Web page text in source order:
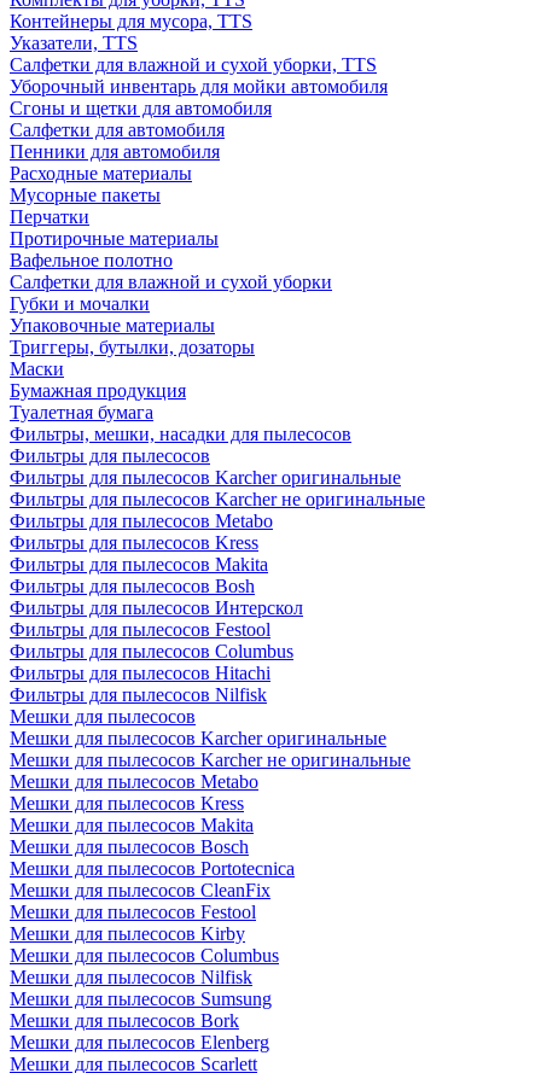
Контейнеры для мусора, TTS
Указатели, TTS
Салфетки для влажной и сухой уборки, TTS
Уборочный инвентарь для мойки автомобиля
Сгоны и щетки для автомобиля
Салфетки для автомобиля
Пенники для автомобиля
Расходные материалы
Мусорные пакеты
Перчатки
Протирочные материалы
Вафельное полотно
Салфетки для влажной и сухой уборки
Губки и мочалки
Упаковочные материалы
Триггеры, бутылки, дозаторы
Маски
Бумажная продукция
Туалетная бумага
Фильтры, мешки, насадки для пылесосов
Фильтры для пылесосов
Фильтры для пылесосов Karcher оригинальные
Фильтры для пылесосов Karcher не оригинальные
Фильтры для пылесосов Metabo
Фильтры для пылесосов Kress
Фильтры для пылесосов Makita
Фильтры для пылесосов Bosh
Фильтры для пылесосов Интерскол
Фильтры для пылесосов Festool
Фильтры для пылесосов Columbus
Фильтры для пылесосов Hitachi
Фильтры для пылесосов Nilfisk
Мешки для пылесосов
Мешки для пылесосов Karcher оригинальные
Мешки для пылесосов Karcher не оригинальные
Мешки для пылесосов Metabo
Мешки для пылесосов Kress
Мешки для пылесосов Makita
Мешки для пылесосов Bosch
Мешки для пылесосов Portotecnica
Мешки для пылесосов CleanFix
Мешки для пылесосов Festool
Мешки для пылесосов Kirby
Мешки для пылесосов Columbus
Мешки для пылесосов Nilfisk
Мешки для пылесосов Sumsung
Мешки для пылесосов Bork
Мешки для пылесосов Elenberg
Мешки для пылесосов Scarlett